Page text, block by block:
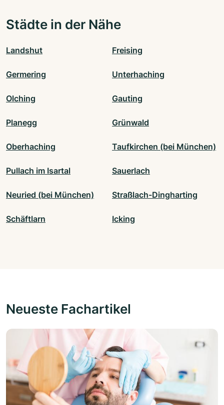
Städte in der Nähe
Landshut Freising
Germering Unterhaching
Olching Gauting
Planegg Grünwald
Oberhaching Taufkirchen (bei München)
Pullach im Isartal Sauerlach
Neuried (bei München) Straßlach-Dingharting
Schäftlarn Icking
Neueste Fachartikel